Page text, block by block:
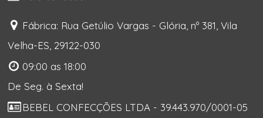
Fábrica: Rua Getúlio Vargas - Glória, nº 381, Vila
Velha-ES, 29122-030
09:00 as 18:00
De Seg. à Sexta!
BEBEL CONFECÇÕES LTDA - 39.443.970/0001-05